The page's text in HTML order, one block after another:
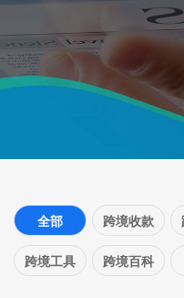
全部 跨境收款
跨境工具 跨境百科